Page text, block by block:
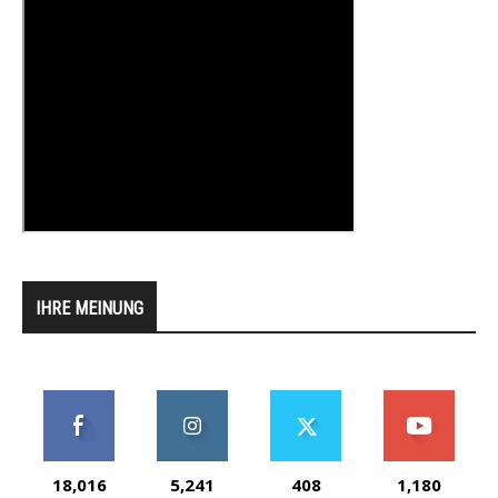
IHRE MEINUNG
18,016 5,241 408 1,180